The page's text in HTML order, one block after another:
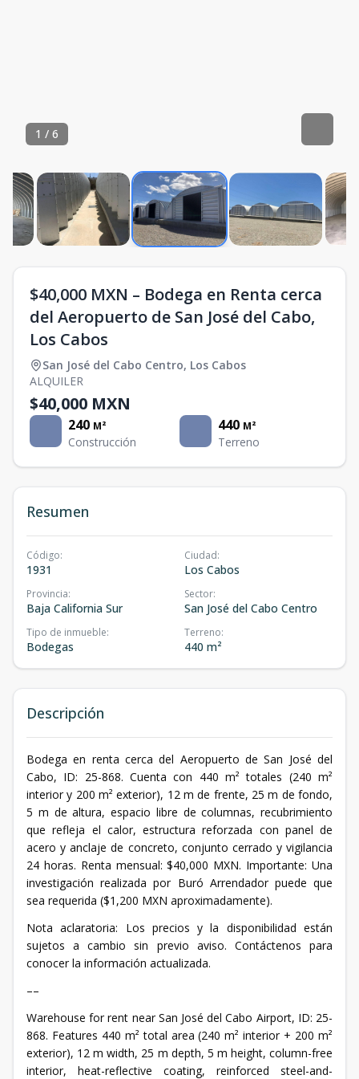
1 / 6
$40,000 MXN – Bodega en Renta cerca
del Aeropuerto de San José del Cabo,
Los Cabos
San José del Cabo Centro, Los Cabos
ALQUILER
$40,000 MXN
240 M²
Construcción
440 M²
Terreno
Resumen
Código:
1931
Ciudad:
Los Cabos
Provincia:
Baja California Sur
Sector:
San José del Cabo Centro
Tipo de inmueble:
Bodegas
Terreno:
440 m²
Descripción
Bodega en renta cerca del Aeropuerto de San José del
Cabo, ID: 25-868. Cuenta con 440 m² totales (240 m²
interior y 200 m² exterior), 12 m de frente, 25 m de fondo,
5 m de altura, espacio libre de columnas, recubrimiento
que refleja el calor, estructura reforzada con panel de
acero y anclaje de concreto, conjunto cerrado y vigilancia
24 horas. Renta mensual: $40,000 MXN. Importante: Una
investigación realizada por Buró Arrendador puede que
sea requerida ($1,200 MXN aproximadamente).
Nota aclaratoria: Los precios y la disponibilidad están
sujetos a cambio sin previo aviso. Contáctenos para
conocer la información actualizada.
––
Warehouse for rent near San José del Cabo Airport, ID: 25-
868. Features 440 m² total area (240 m² interior + 200 m²
exterior), 12 m width, 25 m depth, 5 m height, column-free
interior, heat-reflective coating, reinforced steel-and-